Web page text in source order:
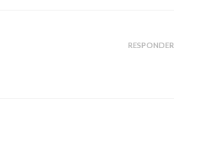
RESPONDER